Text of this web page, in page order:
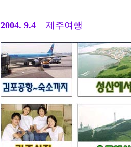
2004. 9.4 제주여행